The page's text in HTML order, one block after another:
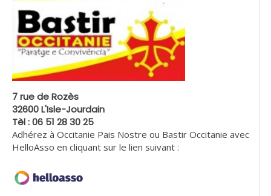
7 rue de Rozès
32600 L'Isle-Jourdain
Tèl : 06 51 28 30 25
Adhérez à Occitanie Pais Nostre ou Bastir Occitanie avec
HelloAsso en cliquant sur le lien suivant :